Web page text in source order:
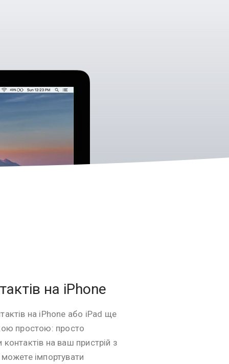
на iPhone
на iPhone або iPad ще
простою: просто
контактів на ваш пристрій з
імпортувати